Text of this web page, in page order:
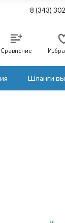
8 (343)
Сравнение
Шланги